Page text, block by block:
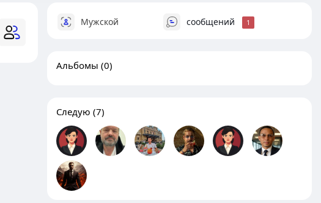
Мужской сообщений 1
Альбомы (0)
Следую (7)